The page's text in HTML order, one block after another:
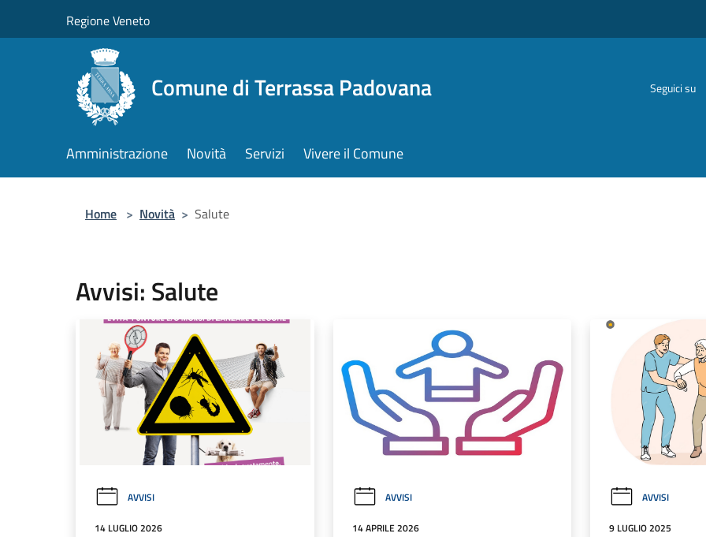
Regione Veneto
Comune di Terrassa Padovana Seguici su
Amministrazione Novità Servizi Vivere il Comune
Home > Novità > Salute
Avvisi: Salute
AVVISI
14 LUGLIO 2026
AVVISI
14 APRILE 2026
AVVISI
9 LUGLIO 2025